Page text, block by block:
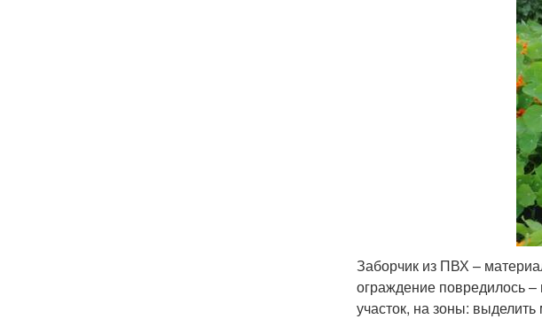
Заборчик из ПВХ –
ограждение повредилось
участок, на зоны: выделить